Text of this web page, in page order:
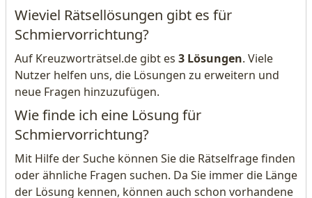
Wieviel Rätsellösungen gibt es für
Schmiervorrichtung?
Auf Kreuzworträtsel.de gibt es 3 Lösungen. Viele
Nutzer helfen uns, die Lösungen zu erweitern und
neue Fragen hinzuzufügen.
Wie finde ich eine Lösung für
Schmiervorrichtung?
Mit Hilfe der Suche können Sie die Rätselfrage finden
oder ähnliche Fragen suchen. Da Sie immer die Länge
der Lösung kennen, können auch schon vorhandene